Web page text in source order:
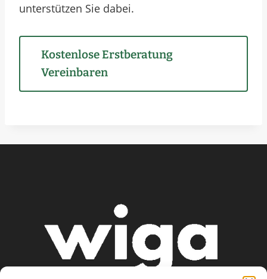
unterstützen Sie dabei.
Kostenlose Erstberatung
Vereinbaren